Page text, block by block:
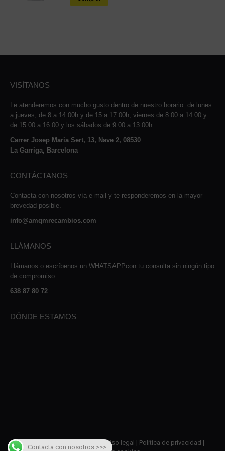
VISÍTANOS
Le atenderemos con mucho gusto dentro de nuestro horario: de lunes
a jueves, de 8 a 14:00h y de 15 a 17:00h, viernes de 8:00 a 14:00 y
de 15:00 a 16:00 y los sábados de 9:00 a 13:00h.
Carrer Josep Maria Sert, 13, Nave 2, 08530
La Garriga, Barcelona
CONTÁCTANOS
Contacta con nosotros vía e-mail y te responderemos en la mayor
brevedad posible.
info@amqmrecambios.com
LLÁMANOS
Llámanos o escríbenos un WHATSAPPcon tu consulta sin ningún tipo
de compromiso
638 87 80 72
DÓNDE ESTAMOS
© 2026 AMQM Recambios | Aviso legal | Política de privacidad |
Contacta con nosotros >>>